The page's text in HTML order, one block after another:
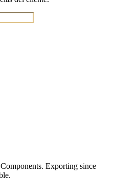
Exporting since